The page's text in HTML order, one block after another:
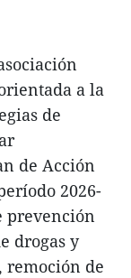
a la
de
de Acción
2026-
prevención
drogas y
remoción de